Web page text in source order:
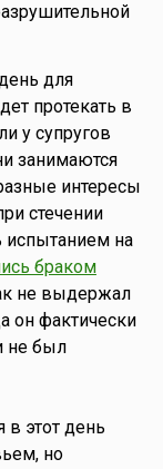
для
протекать в
у супругов
занимаются
интересы
стечении
испытанием на
браком
не выдержал
он фактически
не был
этот день
но